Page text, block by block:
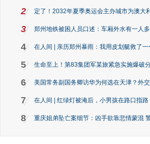
2 定了！2032年夏季奥运会主办城市为澳大
3 郑州地铁被困人员口述：车厢外水有一人
4 在人间 | 亲历郑州暴雨：我用皮划艇救了一
5 生命至上！第83集团军某旅紧急实施爆破
6 美国常务副国务卿访华为何选在天津？外
7 在人间 | 红绿灯被淹后，小男孩在路口指
8 重庆姐弟坠亡案细节：凶手欲靠悲情蒙混